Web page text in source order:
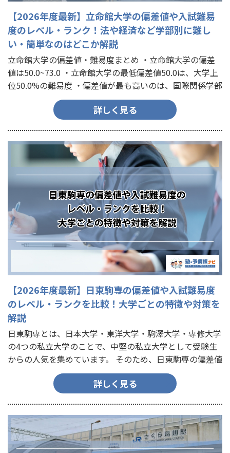
【2026年度最新】立命館大学の偏差値や入試難易
度のレベル・ランク！法や経済など学部別に難し
い・簡単なのはどこか解説
立命館大学の偏差値・難易度まとめ ・立命館大学の偏差
値は50.0~73.0 ・立命館大学の最低偏差値50.0は、大学上
位50.0%の難易度 ・偏差値が最も高いのは、国際関係学部
の57.5~73.0 ・偏差値が最も低いのは…
詳しく見る
【2026年度最新】日東駒専の偏差値や入試難易度
のレベル・ランクを比較！大学ごとの特徴や対策を
解説
日東駒専とは、日本大学・東洋大学・駒澤大学・専修大学
の4つの私立大学のことで、中堅の私立大学として受験生
からの人気を集めています。 そのため、日東駒専の偏差値
や難易度が気になる方も多くいることでしょう。 「日東
駒専の偏差…
詳しく見る